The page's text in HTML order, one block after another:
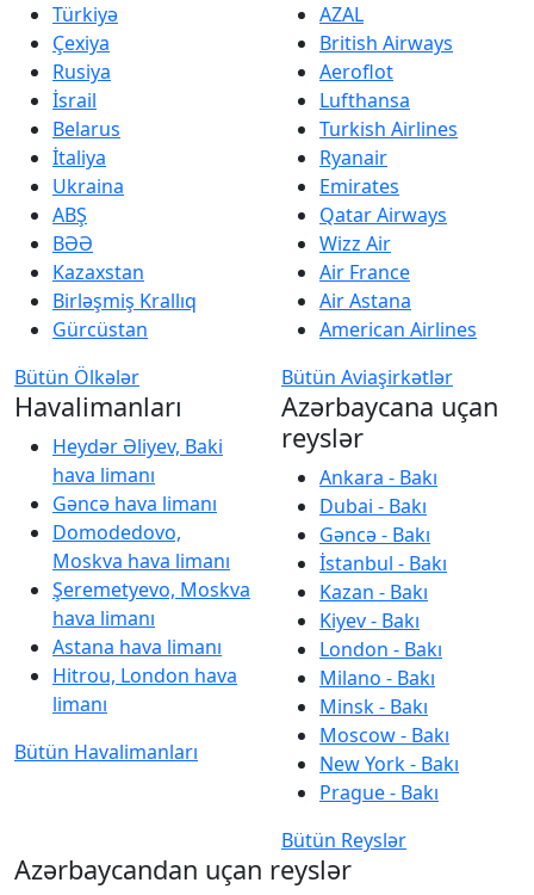
Türkiyə
Çexiya
Rusiya
İsrail
Belarus
İtaliya
Ukraina
ABŞ
BƏƏ
Kazaxstan
Birləşmiş Krallıq
Gürcüstan
Bütün Ölkələr
AZAL
British Airways
Aeroflot
Lufthansa
Turkish Airlines
Ryanair
Emirates
Qatar Airways
Wizz Air
Air France
Air Astana
American Airlines
Bütün Aviaşirkətlər
Havalimanları
Heydər Əliyev, Baki
hava limanı
Gəncə hava limanı
Domodedovo,
Moskva hava limanı
Şeremetyevo, Moskva
hava limanı
Astana hava limanı
Hitrou, London hava
limanı
Bütün Havalimanları
Azərbaycana uçan
reyslər
Ankara - Bakı
Dubai - Bakı
Gəncə - Bakı
İstanbul - Bakı
Kazan - Bakı
Kiyev - Bakı
London - Bakı
Milano - Bakı
Minsk - Bakı
Moscow - Bakı
New York - Bakı
Prague - Bakı
Bütün Reyslər
Azərbaycandan uçan reyslər